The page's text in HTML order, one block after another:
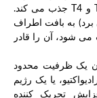
تیروئید با ید رادیواکتیو برای تولید هورمون های T3 و T4 جذب می کند.
برد) به بافت اطراف
می شود، آن را قادر
یک ظرفیت محدود
یا یک رژیم
تحریک کننده